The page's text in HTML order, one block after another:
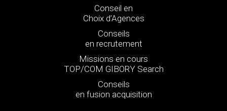
Conseil en
Choix d’Agences
Conseils
en recrutement
Missions en cours
TOP/COM GIBORY Search
Conseils
en fusion acquisition